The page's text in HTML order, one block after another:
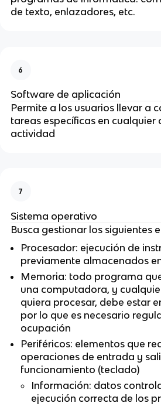
de texto, enlazadores, etc.
6
Software de aplicación
Permite a los usuarios llevar a
tareas específicas en cualquier
actividad
7
Sistema operativo
Busca gestionar los siguientes
Procesador: ejecución de
previamente almacenados
Memoria: todo programa
una computadora, y
quiera procesar, debe estar
por lo que es necesario
ocupación
Periféricos: elementos que
operaciones de entrada y
funcionamiento (teclado)
Información: datos
ejecución correcta de los